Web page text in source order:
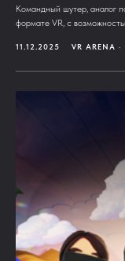
Командный шутер, аналог
формате VR, с
11.12.2025 VR ARENA